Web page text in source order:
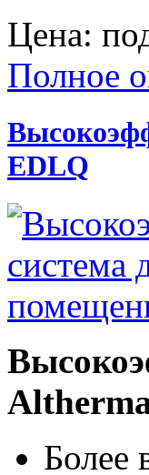
Цена:
Полное
EDLQ
Более